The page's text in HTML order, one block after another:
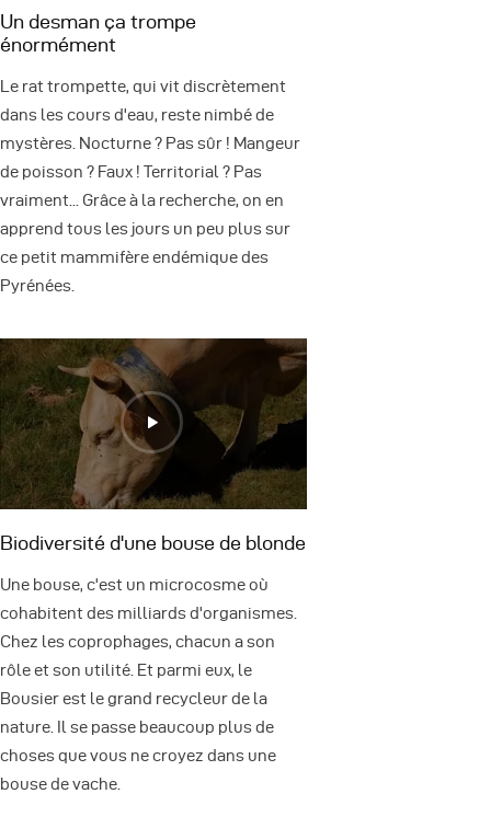
Un desman ça trompe
énormément
Le rat trompette, qui vit discrètement
dans les cours d'eau, reste nimbé de
mystères. Nocturne ? Pas sûr ! Mangeur
de poisson ? Faux ! Territorial ? Pas
vraiment... Grâce à la recherche, on en
apprend tous les jours un peu plus sur
ce petit mammifère endémique des
Pyrénées.
Biodiversité d'une bouse de blonde
Une bouse, c'est un microcosme où
cohabitent des milliards d'organismes.
Chez les coprophages, chacun a son
rôle et son utilité. Et parmi eux, le
Bousier est le grand recycleur de la
nature. Il se passe beaucoup plus de
choses que vous ne croyez dans une
bouse de vache.